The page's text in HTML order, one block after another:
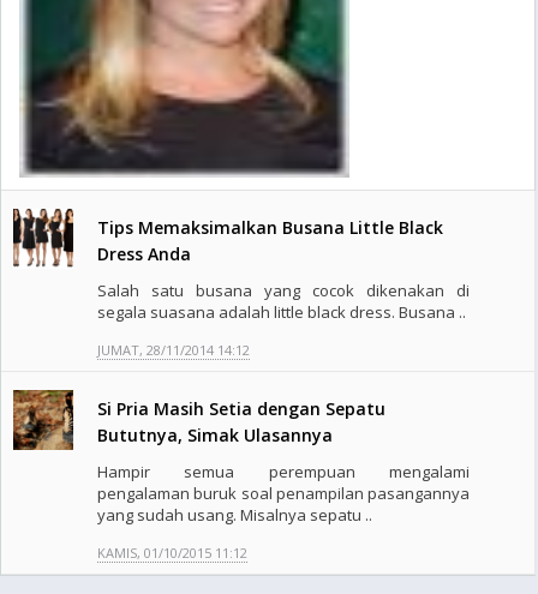
Tips Memaksimalkan Busana Little Black
Dress Anda
Salah satu busana yang cocok dikenakan di
segala suasana adalah little black dress. Busana ..
JUMAT, 28/11/2014 14:12
Si Pria Masih Setia dengan Sepatu
Bututnya, Simak Ulasannya
Hampir semua perempuan mengalami
pengalaman buruk soal penampilan pasangannya
yang sudah usang. Misalnya sepatu ..
KAMIS, 01/10/2015 11:12